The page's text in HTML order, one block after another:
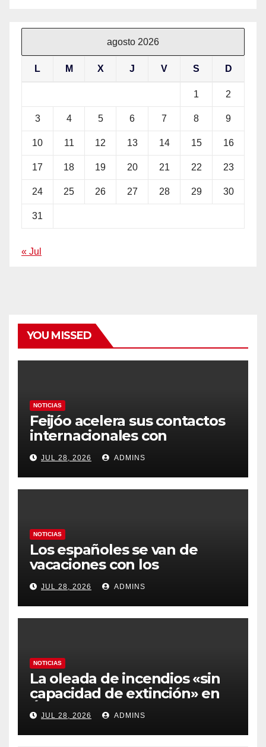
agosto 2026
L M X J V S D
1 2
3 4 5 6 7 8 9
10 11 12 13 14 15 16
17 18 19 20 21 22 23
24 25 26 27 28 29 30
31
« Jul
YOU MISSED
NOTICIAS
Feijóo acelera sus contactos
internacionales con
Latinoamérica como socio
prioritario en su agenda de
gobierno
JUL 28, 2026 ADMINS
NOTICIAS
Los españoles se van de
vacaciones con los
carburantes hasta un 21%
más caros que el año pasado
y los hoteles disparados
JUL 28, 2026 ADMINS
NOTICIAS
La oleada de incendios «sin
capacidad de extinción» en
Ávila y al oeste de Madrid
obliga a declarar la
emergencia nacional
JUL 28, 2026 ADMINS